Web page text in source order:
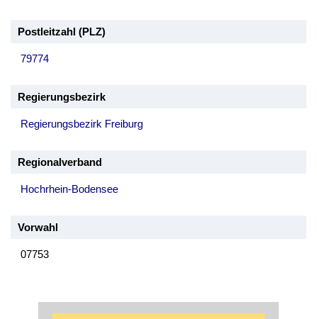
Postleitzahl (PLZ)
79774
Regierungsbezirk
Regierungsbezirk Freiburg
Regionalverband
Hochrhein-Bodensee
Vorwahl
07753